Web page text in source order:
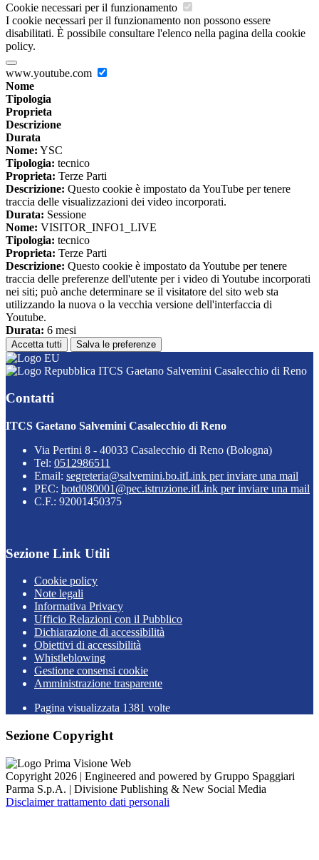
Cookie necessari per il funzionamento
I cookie necessari per il funzionamento non possono essere
disabilitati. È possibile consultare l'elenco nella pagina della cookie
policy.
www.youtube.com
Nome
Tipologia
Proprieta
Descrizione
Durata
Nome: YSC
Tipologia: tecnico
Proprieta: Terze Parti
Descrizione: Questo cookie è impostato da YouTube per tenere
traccia delle visualizzazioni dei video incorporati.
Durata: Sessione
Nome: VISITOR_INFO1_LIVE
Tipologia: tecnico
Proprieta: Terze Parti
Descrizione: Questo cookie è impostato da Youtube per tenere
traccia delle preferenze dell'utente per i video di Youtube incorporati
nei siti; può anche determinare se il visitatore del sito web sta
utilizzando la nuova o la vecchia versione dell'interfaccia di
Youtube.
Durata: 6 mesi
Accetta tutti Salva le preferenze
ITCS Gaetano Salvemini Casalecchio di Reno
Contatti
ITCS Gaetano Salvemini Casalecchio di Reno
Via Pertini 8 - 40033 Casalecchio di Reno (Bologna)
Tel: 0512986511
Email: segreteria@salvemini.bo.itLink per inviare una mail
PEC: botd080001@pec.istruzione.itLink per inviare una mail
C.F.: 92001450375
Sezione Link Utili
Cookie policy
Note legali
Informativa Privacy
Ufficio Relazioni con il Pubblico
Dichiarazione di accessibilità
Obiettivi di accessibilità
Whistleblowing
Gestione consensi cookie
Amministrazione trasparente
Pagina visualizzata 1381 volte
Sezione Copyright
Copyright 2026 | Engineered and powered by Gruppo Spaggiari
Parma S.p.A. | Divisione Publishing & New Social Media
Disclaimer trattamento dati personali